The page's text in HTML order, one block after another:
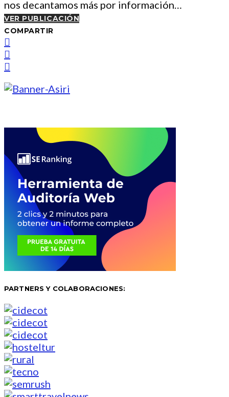
nos decantamos más por información…
VER PUBLICACIÓN
COMPARTIR
PARTNERS Y COLABORACIONES: